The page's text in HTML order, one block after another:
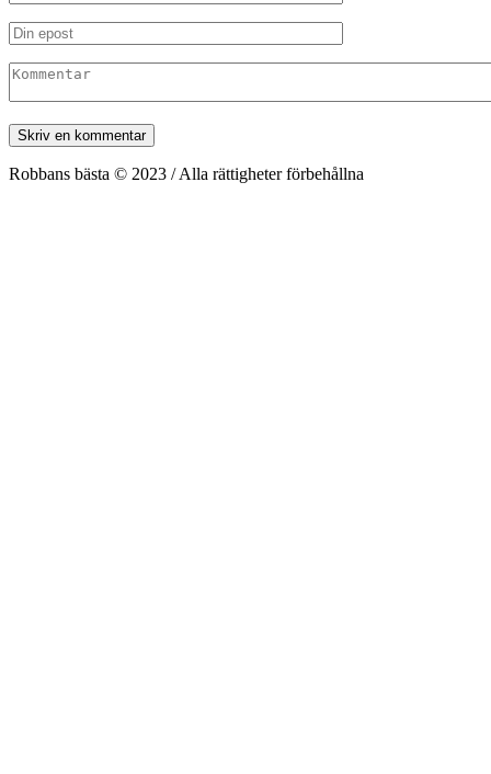
Robbans bästa © 2023 / Alla rättigheter förbehållna